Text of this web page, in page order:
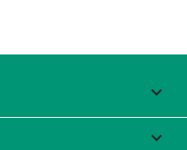

